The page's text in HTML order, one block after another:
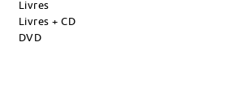
Livres
Livres + CD
DVD